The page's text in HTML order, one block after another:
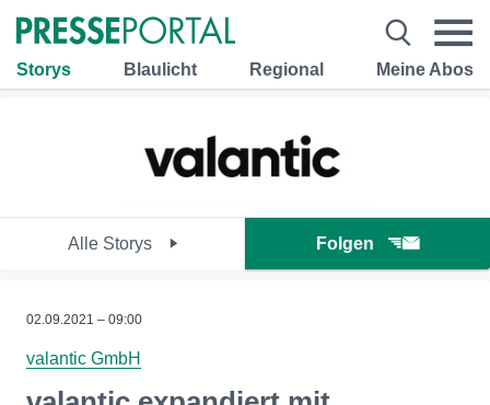
Storys Blaulicht Regional Meine Abos
Alle Storys Folgen
02.09.2021 – 09:00
valantic GmbH